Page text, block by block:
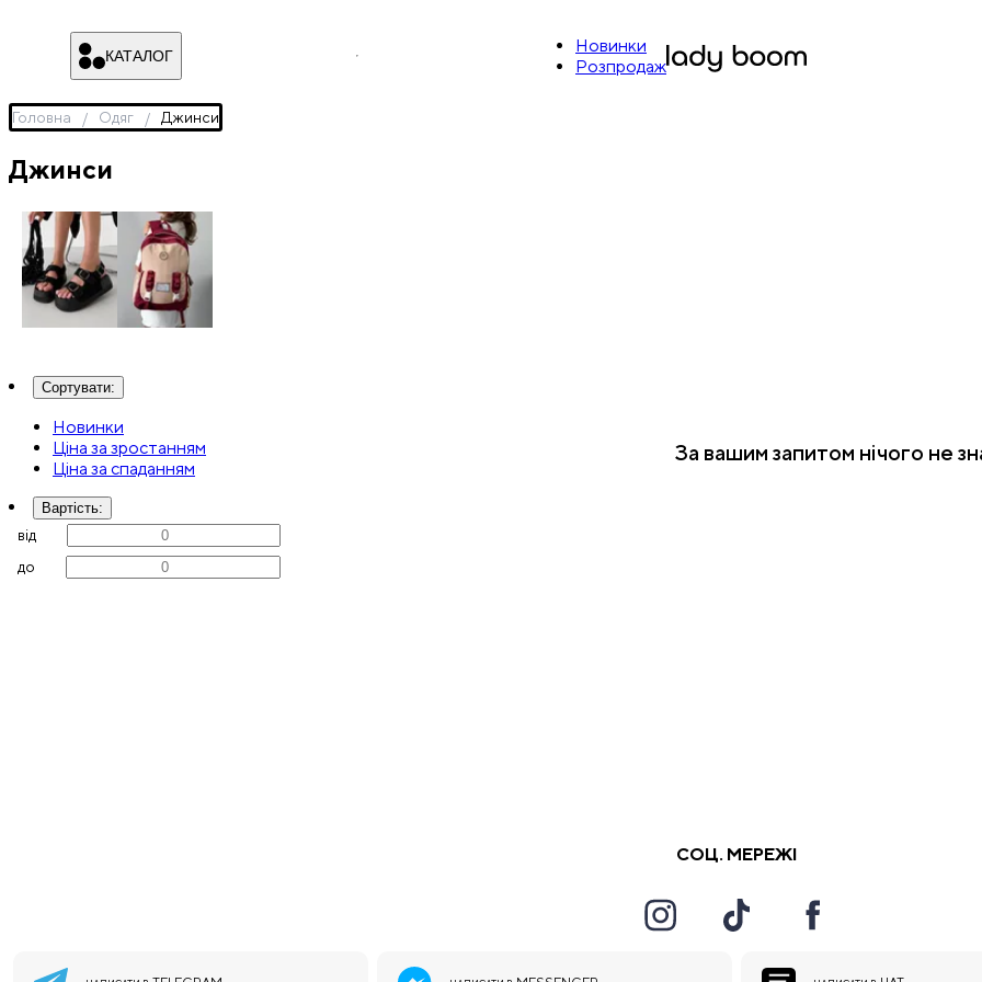
КАТАЛОГ
Новинки
Розпродаж
Головна Одяг Джинси
Джинси
Сортувати:
Новинки
Ціна за зростанням
Ціна за спаданням
Вартість:
від
до
За вашим запитом нічого не
СОЦ. МЕРЕЖІ